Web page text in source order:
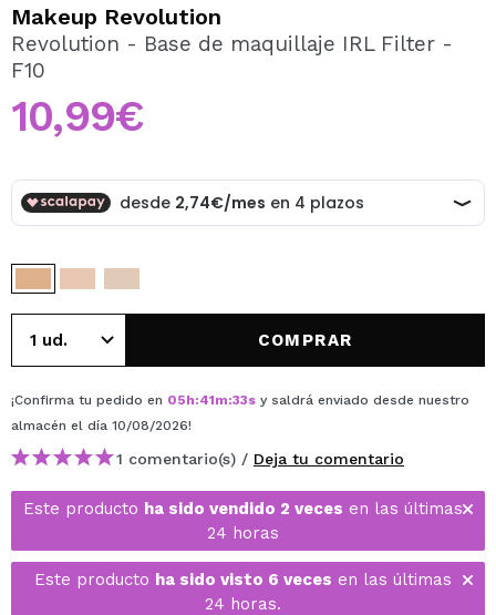
Al crear una cuenta en Maquillalia.com podrás realizar
tus compras rápidamente, revisar el estado de tus
Makeup Revolution
Revolution - Base de maquillaje IRL Filter -
F10
10,99€
COMPRAR
¡Confirma tu pedido en 05h:41m:33s y saldrá enviado desde nuestro
almacén el día 10/08/2026!
1 comentario(s) / Deja tu comentario
Este producto ha sido vendido 2 veces en las últimas
24 horas
Este producto ha sido visto 6 veces en las últimas
24 horas.